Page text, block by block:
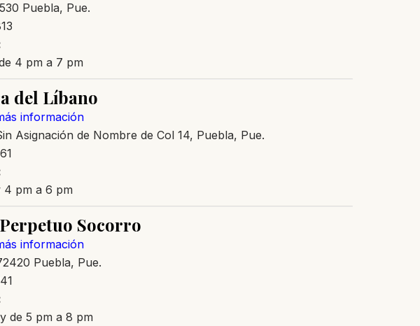
Puebla, Pue.
4 pm a 7 pm
del Líbano
información
Asignación de Nombre de Col 14, Puebla, Pue.
4 pm a 6 pm
Socorro
información
Puebla, Pue.
de 5 pm a 8 pm